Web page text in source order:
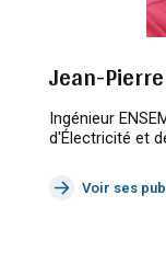
Jean-
Ingénieur
d'Électricité et
Voir ses